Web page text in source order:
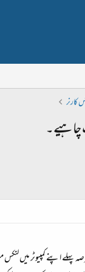
کارنر
پہلے اپنے کمپیوٹر میں